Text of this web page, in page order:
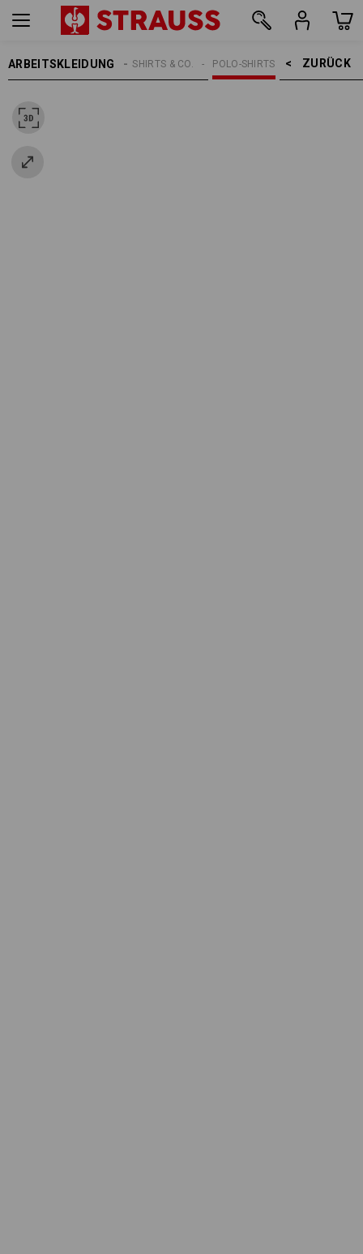
ARBEITSKLEIDUNG ZURÜCK    >
POLO-SHIRTS
SHIRTS & CO.
HERREN